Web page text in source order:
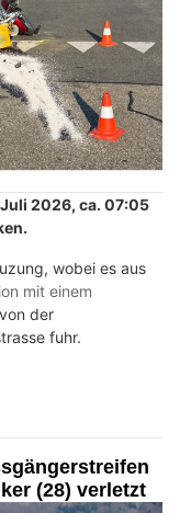
2026, ca. 07:05
wobei es aus
mit einem
der
fuhr.
(28) verletzt